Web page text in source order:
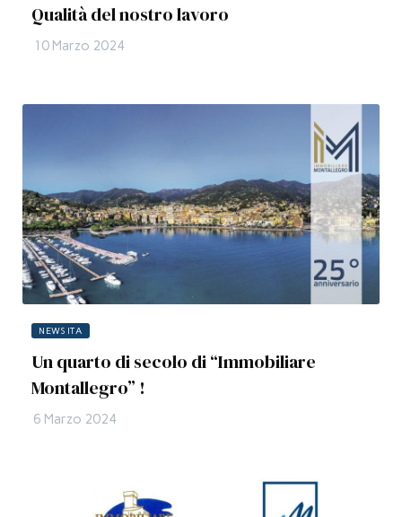
Qualità del nostro lavoro
10 Marzo 2024
NEWS ITA
Un quarto di secolo di “Immobiliare
Montallegro” !
6 Marzo 2024